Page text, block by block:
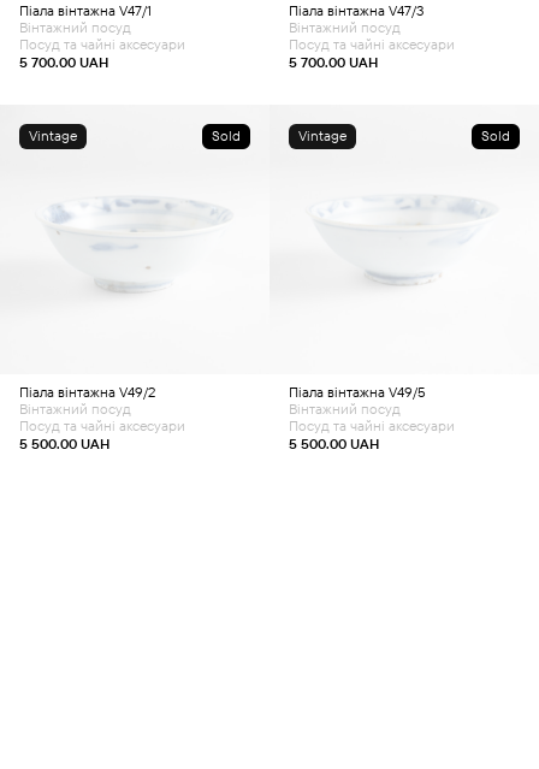
Піала вінтажна V47/1
5 700.00 UAH
Вінтажний посуд
Посуд та чайні аксесуари
Піала вінтажна V47/3
5 700.00 UAH
Вінтажний посуд
Посуд та чайні аксесуари
Vintage Sold
Піала вінтажна V49/2
5 500.00 UAH
Вінтажний посуд
Посуд та чайні аксесуари
Vintage Sold
Піала вінтажна V49/5
5 500.00 UAH
Вінтажний посуд
Посуд та чайні аксесуари